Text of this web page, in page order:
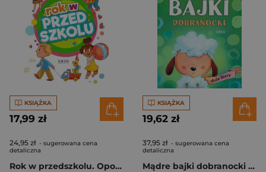
KSIĄŻKA
17,99 zł
24,95 zł - sugerowana cena
detaliczna
Rok w przedszkolu. Opowieści dla dzieci
KSIĄŻKA
19,62 zł
37,95 zł - sugerowana cena
detaliczna
Mądre bajki dobranocki duże litery